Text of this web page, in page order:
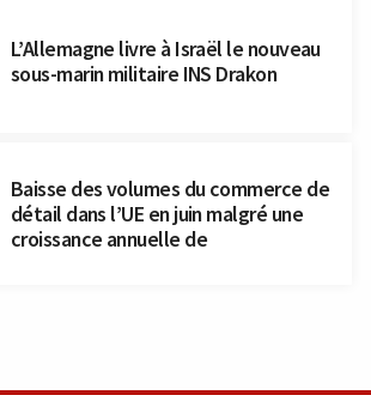
L’Allemagne livre à Israël le nouveau
sous-marin militaire INS Drakon
Baisse des volumes du commerce de
détail dans l’UE en juin malgré une
croissance annuelle de